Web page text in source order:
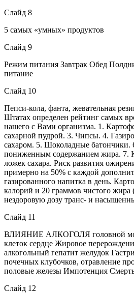
Слайд 8
5 самых «умных» продуктов
Слайд 9
Режим питания Завтрак Обед
питание
Слайд 10
Пепси-кола, фанта, жевательная
Штатах определен рейтинг самых
нашего с Вами организма. 1.
сахарной пудрой. 3. Чипсы. 4.
сахаром. 5. Шоколадные батончики.
пониженным содержанием жира. 7.
ложек сахара. Риск развития
примерно на 50% с каждой
газированного напитка в день.
калорий и 20 граммов чистого жира
нездоровую дозу транс- и
Слайд 11
ВЛИЯНИЕ АЛКОГОЛЯ головной
клеток сердце Жировое
алкогольный гепатит желудок
почечных клубочков, отравление
половые железы Импотенция
Слайд 12